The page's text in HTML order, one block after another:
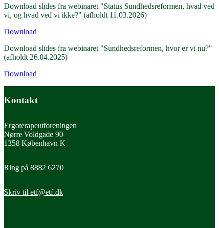
Download slides fra webinaret "Status Sundhedsreformen, hvad ved
vi, og hvad ved vi ikke?" (afholdt 11.03.2026)
Download
Download slides fra webinaret "Sundhedsreformen, hvor er vi nu?"
(afholdt 26.04.2025)
Download
Kontakt
Ergoterapeutforeningen
Nørre Voldgade 90
1358 København K
Ring på 8882 6270
Skriv til etf@etf.dk